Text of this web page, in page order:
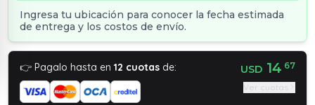
Ingresa tu ubicación para conocer la fecha estimada
de entrega y los costos de envío.
👉 Pagalo hasta en12 cuotas de: USD 14 67
Ver cuotas